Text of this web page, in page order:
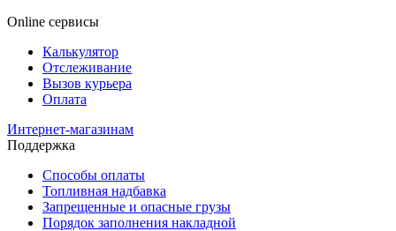
Online сервисы
Калькулятор
Отслеживание
Вызов курьера
Оплата
Интернет-магазинам
Поддержка
Способы оплаты
Топливная надбавка
Запрещенные и опасные грузы
Порядок заполнения накладной